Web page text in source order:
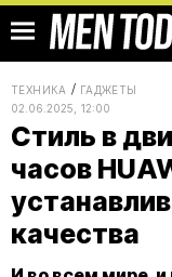
ТЕХНИКА
ГАДЖЕТЫ
02.06.2025, 12:00
Стиль в
часов
качества